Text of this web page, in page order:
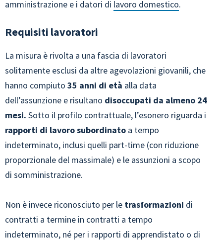
amministrazione e i datori di lavoro domestico.
Requisiti lavoratori
La misura è rivolta a una fascia di lavoratori
solitamente esclusi da altre agevolazioni giovanili, che
hanno compiuto 35 anni di età alla data
dell’assunzione e risultano disoccupati da almeno 24
mesi. Sotto il profilo contrattuale, l’esonero riguarda i
rapporti di lavoro subordinato a tempo
indeterminato, inclusi quelli part-time (con riduzione
proporzionale del massimale) e le assunzioni a scopo
di somministrazione.
Non è invece riconosciuto per le trasformazioni di
contratti a termine in contratti a tempo
indeterminato, né per i rapporti di apprendistato o di